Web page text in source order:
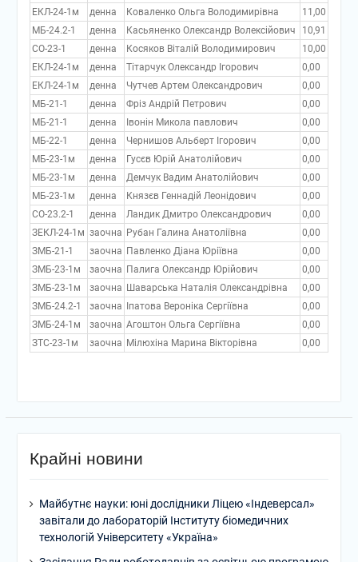
ЕКЛ-24-1м
денна Коваленко Ольга Володимирівна
11,00
МБ-24.2-1
денна Касьяненко Олександр Волексійович
10,91
СО-23-1
денна Косяков Віталій Володимирович
10,00
ЕКЛ-24-1м
денна Тітарчук Олександр Ігорович
0,00
ЕКЛ-24-1м
денна Чутчев Артем Олександрович
0,00
МБ-21-1
денна Фріз Андрій Петрович
0,00
МБ-21-1
денна Івонін Микола павлович
0,00
МБ-22-1
денна Чернишов Альберт Ігорович
0,00
МБ-23-1м
денна Гусєв Юрій Анатолійович
0,00
МБ-23-1м
денна Демчук Вадим Анатолійович
0,00
МБ-23-1м
денна Князєв Геннадій Леонідович
0,00
СО-23.2-1
денна Ландик Дмитро Олександрович
0,00
ЗЕКЛ-24-1м заочна Рубан Галина Анатоліївна
0,00
ЗМБ-21-1
заочна Павленко Діана Юріївна
0,00
ЗМБ-23-1м
заочна Палига Олександр Юрійович
0,00
ЗМБ-23-1м
заочна Шаварська Наталія Олександрівна
0,00
ЗМБ-24.2-1
заочна Іпатова Вероніка Сергіївна
0,00
ЗМБ-24-1м
заочна Агоштон Ольга Сергіївна
0,00
ЗТС-23-1м
заочна Мілюхіна Марина Вікторівна 0,00
Крайні новини
Майбутнє науки: юні дослідники Ліцею «Індеверсал»
завітали до лабораторій Інституту біомедичних
технологій Університету «Україна»